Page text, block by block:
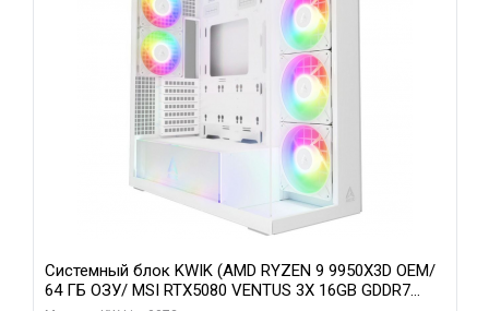
Системный блок KWIK (AMD RYZEN 9 9950X3D OEM/
64 ГБ ОЗУ/ MSI RTX5080 VENTUS 3X 16GB GDDR7